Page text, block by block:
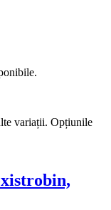
variații. Opțiunile